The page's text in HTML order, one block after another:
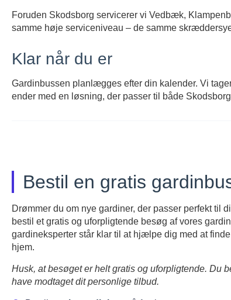
Foruden Skodsborg servicerer vi Vedbæk,
samme høje serviceniveau – de samme
Klar når du er
Gardinbussen planlægges efter din kalender. Vi
ender med en løsning, der passer til både
Bestil en gratis
Drømmer du om nye gardiner, der passer perfekt til
bestil et gratis og uforpligtende besøg af vores
gardineksperter står klar til at hjælpe dig med at
hjem.
Husk, at besøget er helt gratis og uforpligtende. Du
have modtaget dit personlige tilbud.